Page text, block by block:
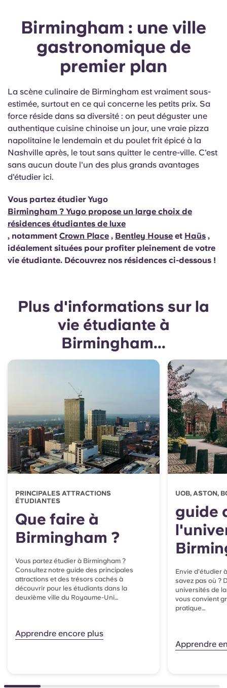
Birmingham : une ville
gastronomique de
premier plan
La scène culinaire de Birmingham est vraiment sous-
estimée, surtout en ce qui concerne les petits prix. Sa
force réside dans sa diversité : on peut déguster une
authentique cuisine chinoise un jour, une vraie pizza
napolitaine le lendemain et du poulet frit épicé à la
Nashville après, le tout sans quitter le centre-ville. C'est
sans aucun doute l'un des plus grands avantages
d'étudier ici.
Vous partez étudier Yugo
Birmingham ? Yugo propose un large choix de
résidences étudiantes de luxe
, notamment Crown Place , Bentley House et Haüs ,
idéalement situées pour profiter pleinement de votre
vie étudiante. Découvrez nos résidences ci-dessous !
Plus d'informations sur la
vie étudiante à
Birmingham...
PRINCIPALES ATTRACTIONS
ÉTUDIANTES
Que faire à
Birmingham ?
Vous partez étudier à Birmingham ?
Consultez notre guide des principales
attractions et des trésors cachés à
découvrir pour les étudiants dans la
deuxième ville du Royaume-Uni…
Apprendre encore plus
UOB, ASTON,
guide
Envie d'étudier
savez pas où ?
universités de
vous convient
pratique…
Apprendre